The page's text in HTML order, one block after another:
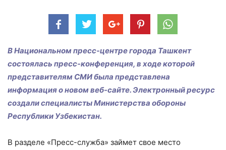
В Национальном пресс-центре города Ташкент
состоялась пресс-конференция, в ходе которой
представителям СМИ была представлена
информация о новом веб-сайте. Электронный ресурс
создали специалисты Министерства обороны
Республики Узбекистан.
В разделе «Пресс-служба» займет свое место